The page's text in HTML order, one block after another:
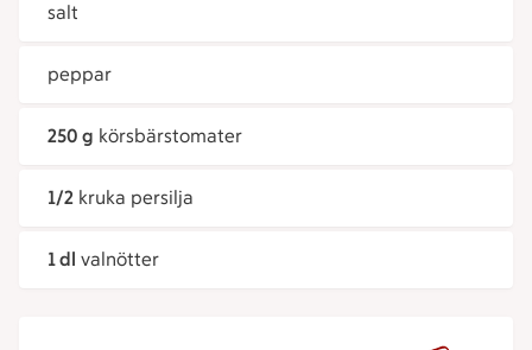
salt
peppar
250 g körsbärstomater
1/2 kruka persilja
1 dl valnötter